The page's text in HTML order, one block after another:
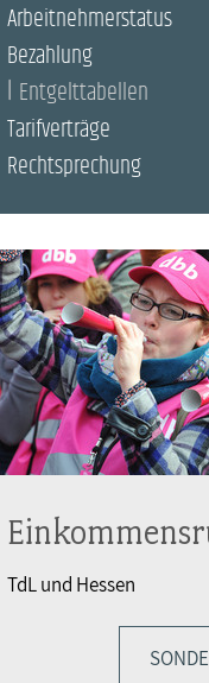
Arbeitnehmerstatus
Bezahlung
Entgelttabellen
Tarifverträge
Rechtsprechung
TdL und Hessen